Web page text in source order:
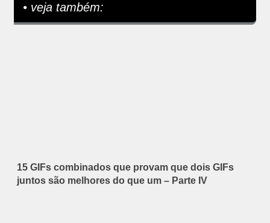
• veja também:
15 GIFs combinados que provam que dois GIFs
juntos são melhores do que um – Parte IV